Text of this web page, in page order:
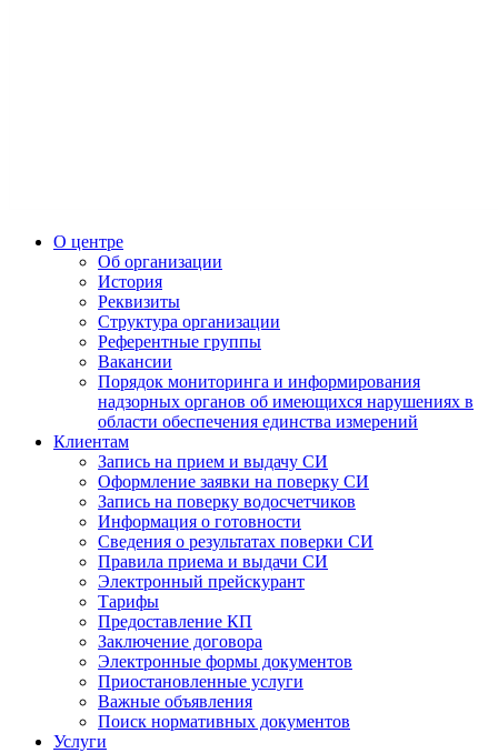
О центре
Об организации
История
Реквизиты
Структура организации
Референтные группы
Вакансии
Порядок мониторинга и информирования
надзорных органов об имеющихся нарушениях в
области обеспечения единства измерений
Клиентам
Запись на прием и выдачу СИ
Оформление заявки на поверку СИ
Запись на поверку водосчетчиков
Информация о готовности
Сведения о результатах поверки СИ
Правила приема и выдачи СИ
Электронный прейскурант
Тарифы
Предоставление КП
Заключение договора
Электронные формы документов
Приостановленные услуги
Важные объявления
Поиск нормативных документов
Услуги